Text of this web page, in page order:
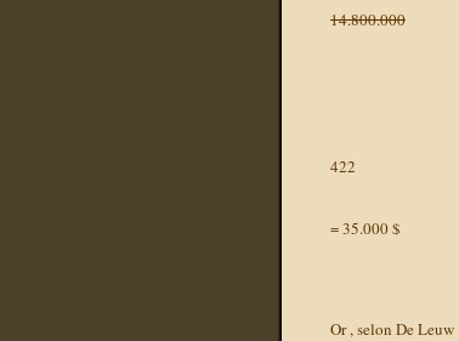
14.800.000
422
= 35.000 $
Or , selon De Leuw